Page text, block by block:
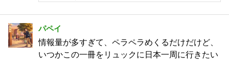
パペイ
情報量が多すぎて、ペラペラめくるだけだけど、
いつかこの一冊をリュックに日本一周に行きたい